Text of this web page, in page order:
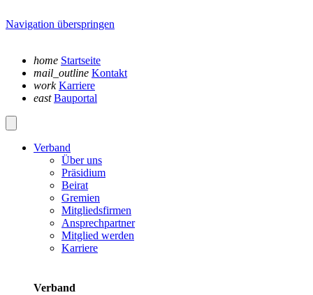
Navigation überspringen
home Startseite
mail_outline Kontakt
work Karriere
east Bauportal
Verband
Über uns
Präsidium
Beirat
Gremien
Mitgliedsfirmen
Ansprechpartner
Mitglied werden
Karriere
Verband